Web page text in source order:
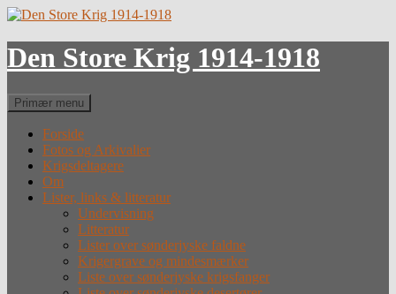
Hop
indhold
Den Store Krig 1914-1918
Søg
Primær menu
Forside
Fotos og Arkivalier
Krigsdeltagere
Om
Lister, links & litteratur
Undervisning
Litteratur
Lister over sønderjyske faldne
Krigergrave og mindesmærker
Liste over sønderjyske krigsfanger